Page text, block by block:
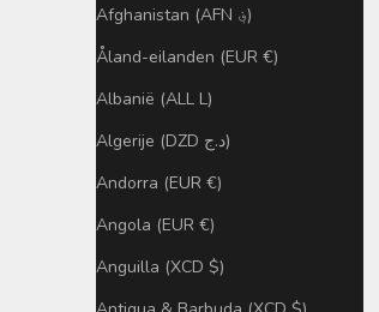
Afghanistan (AFN ؋)
Åland-eilanden (EUR €)
Albanië (ALL L)
Algerije (DZD د.ج)
Andorra (EUR €)
Angola (EUR €)
Anguilla (XCD $)